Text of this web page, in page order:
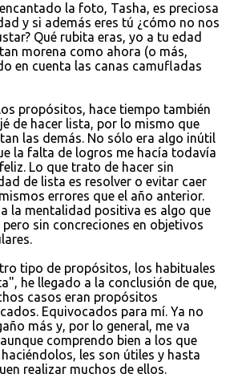
la foto, Tasha, es preciosa
y si además eres tú ¿cómo no nos
Qué rubita eras, yo a tu edad
morena como ahora (o más,
en cuenta las canas camufladas
propósitos, hace tiempo también
de hacer lista, por lo mismo que
las demás. No sólo era algo inútil
la falta de logros me hacía todavía
Lo que trato de hacer sin
de lista es resolver o evitar caer
errores que el año anterior.
la mentalidad positiva es algo que
pero sin concreciones en objetivos
tipo de propósitos, los habituales
he llegado a la conclusión de que,
casos eran propósitos
Equivocados para mí. Ya no
más y, por lo general, me va
comprendo bien a los que
haciéndolos, les son útiles y hasta
realizar muchos de ellos.